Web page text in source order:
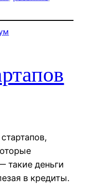
такие деньги
в кредиты.